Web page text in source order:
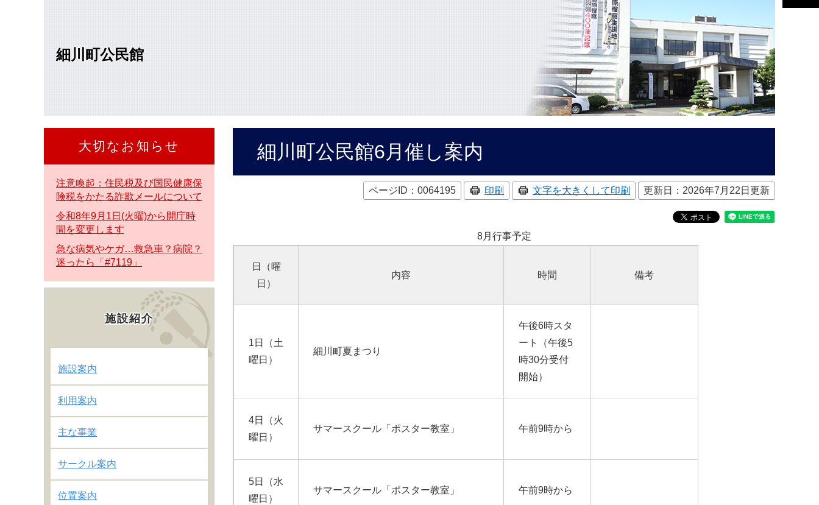
細川町公民館
細川町公民館6月催し案内
ページID：0064195 印刷 文字を大きくして印刷 更新日：2026年7月22日更新
8月行事予定
日（曜
日）
内容 時間 備考
1日（土
曜日）
細川町夏まつり
午後6時スタ
ート（午後5
時30分受付
開始）
4日（火
曜日）
サマースクール「ポスター教室」 午前9時から
5日（水
曜日）
サマースクール「ポスター教室」 午前9時から
大切なお知らせ
注意喚起：住民税及び国民健康保
険税をかたる詐欺メールについて
令和8年9月1日(火曜)から開庁時
間を変更します
急な病気やケガ…救急車？病院？
迷ったら「#7119」
施設紹介
施設案内
利用案内
主な事業
サークル案内
位置案内